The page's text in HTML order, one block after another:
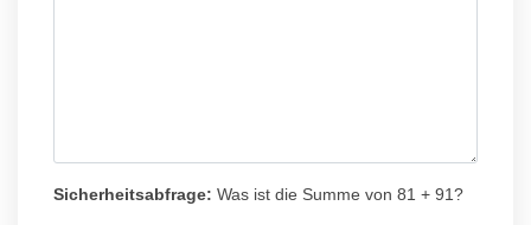
Sicherheitsabfrage: Was ist die Summe von 81 + 91?